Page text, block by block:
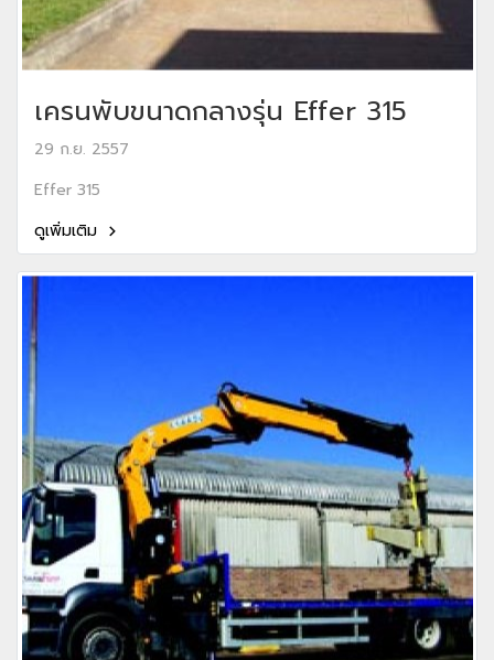
เครนพับขนาดกลางรุ่น Effer 315
29 ก.ย. 2557
Effer 315
ดูเพิ่มเติม